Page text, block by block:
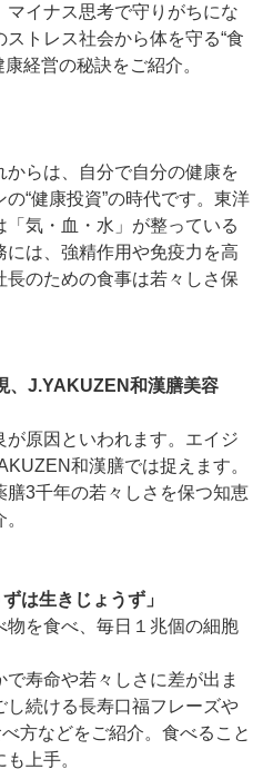
イナス思考で守りがちにな
トレス社会から体を守る“食
経営の秘訣をご紹介。
らは、自分で自分の健康を
“健康投資”の時代です。東洋
気・血・水」が整っている
は、強精作用や免疫力を高
のための食事は若々しさ保
、J.YAKUZEN和漢膳美容
が原因といわれます。エイジ
和漢膳では捉えます。
3千年の若々しさを保つ知恵
は生きじょうず」
を食べ、毎日１兆個の細胞
寿命や若々しさに差が出ま
続ける長寿口福フレーズや
方などをご紹介。食べること
上手。